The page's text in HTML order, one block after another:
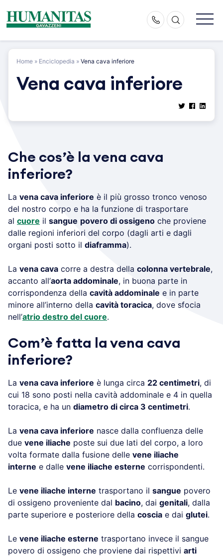
content
Home » Enciclopedia » Vena cava inferiore
Vena cava inferiore
Che cos’è la vena cava
inferiore?
La vena cava inferiore è il più grosso tronco venoso
del nostro corpo e ha la funzione di trasportare
al cuore il sangue povero di ossigeno che proviene
dalle regioni inferiori del corpo (dagli arti e dagli
organi posti sotto il diaframma).
La vena cava corre a destra della colonna vertebrale,
accanto all’aorta addominale, in buona parte in
corrispondenza della cavità addominale e in parte
minore all’interno della cavità toracica, dove sfocia
nell’atrio destro del cuore.
Com’è fatta la vena cava
inferiore?
La vena cava inferiore è lunga circa 22 centimetri, di
cui 18 sono posti nella cavità addominale e 4 in quella
toracica, e ha un diametro di circa 3 centimetri.
La vena cava inferiore nasce dalla confluenza delle
due vene iliache poste sui due lati del corpo, a loro
volta formate dalla fusione delle vene iliache
interne e dalle vene iliache esterne corrispondenti.
Le vene iliache interne trasportano il sangue povero
di ossigeno proveniente dal bacino, dai genitali, dalla
parte superiore e posteriore della coscia e dai glutei.
Le vene iliache esterne trasportano invece il sangue
povero di ossigeno che proviene dai rispettivi arti